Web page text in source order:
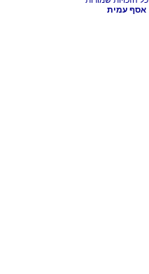
אסף עמית